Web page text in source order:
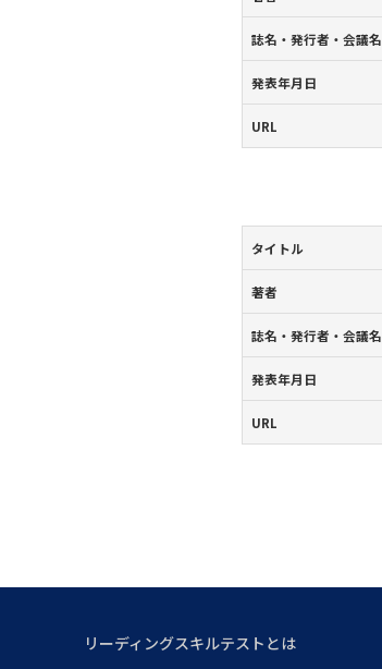
誌名・発行者・会議名
発表年月日
URL
タイトル
著者
誌名・発行者・会議名
発表年月日
URL
リーディングスキルテストとは